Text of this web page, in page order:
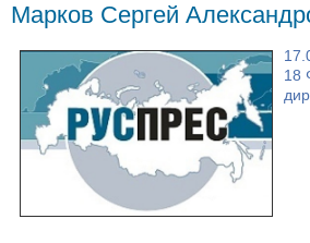
Марков Сергей
18